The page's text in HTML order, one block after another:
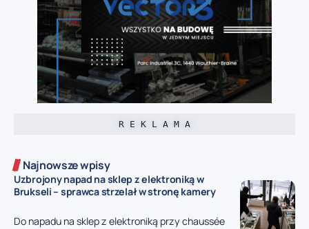
R E K L A M A
Najnowsze wpisy
Uzbrojony napad na sklep z elektroniką w
Brukseli – sprawca strzelał w stronę kamery
Do napadu na sklep z elektroniką przy chaussée